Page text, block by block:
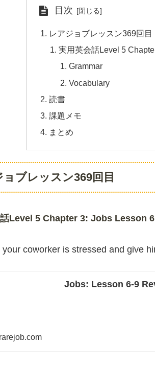
目次
レアジョブレッスン369回目
実用英会話Level 5
Grammar
Vocabulary
読書
課題メモ
まとめ
ョブレッスン369回目
Level 5 Chapter 3: Jobs Lesson
coworker is stressed and give
Jobs: Lesson 6-9